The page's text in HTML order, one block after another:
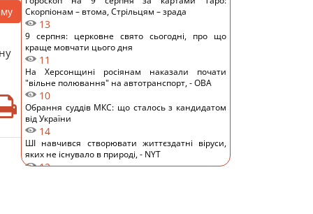
Скорпіонам – втома, Стрільцям – зрада
13
9 серпня: церковне свято сьогодні, про що
краще мовчати цього дня
11
На Херсонщині росіянам наказали почати
"вільне полювання" на автотранспорт, - ОВА
10
Обрання суддів МКС: що сталось з кандидатом
від України
14
ШІ навчився створювати життєздатні віруси,
яких не існувало в природі, - NYT
12